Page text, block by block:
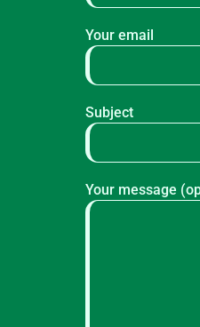
Your email
Subject
Your message